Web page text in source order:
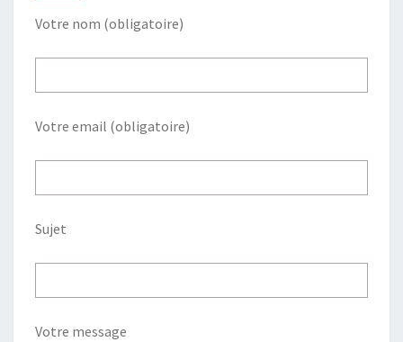
Votre nom (obligatoire)
Votre email (obligatoire)
Sujet
Votre message